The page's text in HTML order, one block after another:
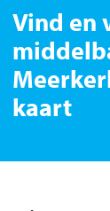
Vind en
kaart